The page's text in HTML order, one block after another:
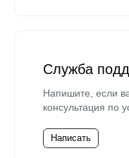
Служба
Напишите, если
консультация по
Написать